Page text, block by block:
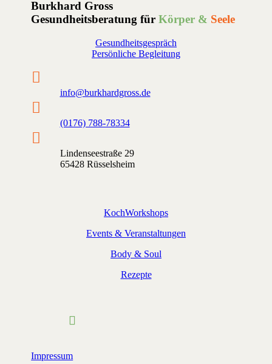
Burkhard Gross
Gesundheitsberatung fürKörper & Seele
Gesundheitsgespräch
Persönliche Begleitung

info@burkhardgross.de

(0176) 788-78334

Lindenseestraße 29
65428 Rüsselsheim
KochWorkshops
Events & Veranstaltungen
Body & Soul
Rezepte
Impressum